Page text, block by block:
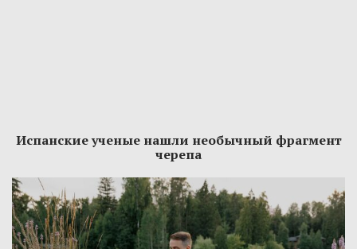
Испанские ученые нашли необычный фрагмент
черепа